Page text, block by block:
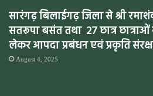
सारंगढ़ बिलाईगढ़ जिला से श्री
सतरूपा बसंत तथा 27 छात्र
लेकर आपदा प्रबंधन एवं प्रकृति संरक्षण
August 4, 2025